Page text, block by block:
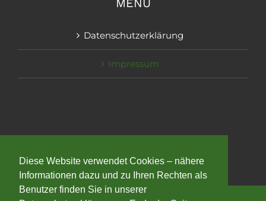
Diese Website verwendet Cookies – nähere
Informationen dazu und zu Ihren Rechten als
Benutzer finden Sie in unserer
MENU
Datenschutzerklärung
Impressum